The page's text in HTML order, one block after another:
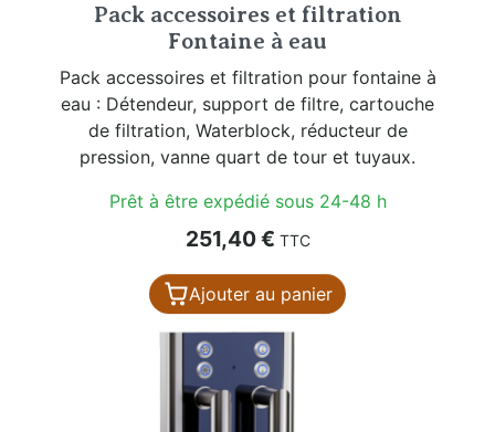
Pack accessoires et filtration
Fontaine à eau
Pack accessoires et filtration pour fontaine à
eau : Détendeur, support de filtre, cartouche
de filtration, Waterblock, réducteur de
pression, vanne quart de tour et tuyaux.
Prêt à être expédié sous 24-48 h
Prix
251,40 € TTC
Ajouter au panier